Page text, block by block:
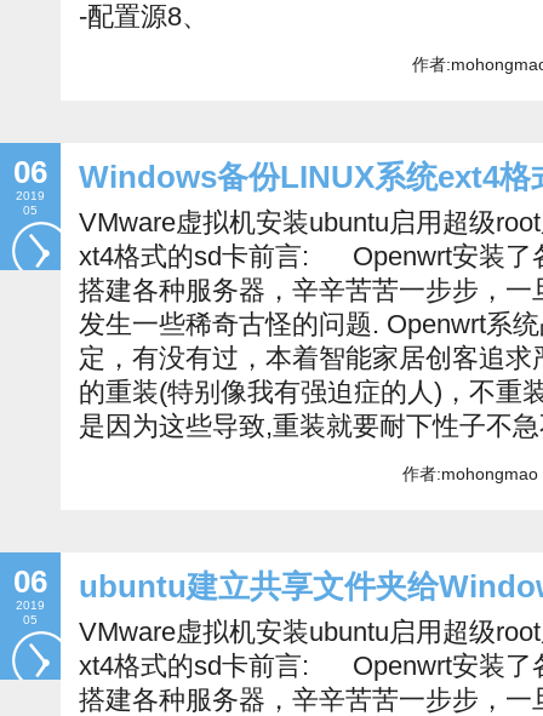
-配置源8、
作者
06
2019
05
Windows备份LINUX系统ext4格
VMware虚拟机安装ubuntu启用超级
xt4格式的sd卡前言: Openwrt安装了
搭建各种服务器，辛辛苦苦一步步，
发生一些稀奇古怪的问题. Openwrt系
定，有没有过，本着智能家居创客追
的重装(特别像我有强迫症的人)，不重
是因为这些导致,重装就要耐下性子不
作者
06
2019
05
ubuntu建立共享文件夹给
VMware虚拟机安装ubuntu启用超级
xt4格式的sd卡前言: Openwrt安装了
搭建各种服务器，辛辛苦苦一步步，